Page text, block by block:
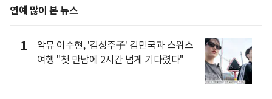
연예 많이 본 뉴스
1
악뮤 이수현, '김성주子' 김민국과 스위스
여행 "첫 만남에 2시간 넘게 기다렸다"